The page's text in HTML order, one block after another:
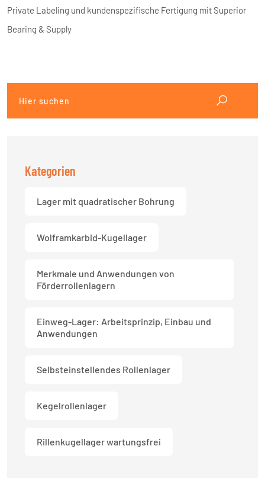
Private Labeling und kundenspezifische Fertigung mit Superior
Bearing & Supply
Kategorien
Lager mit quadratischer Bohrung
Wolframkarbid-Kugellager
Merkmale und Anwendungen von
Förderrollenlagern
Einweg-Lager: Arbeitsprinzip, Einbau und
Anwendungen
Selbsteinstellendes Rollenlager
Kegelrollenlager
Rillenkugellager wartungsfrei